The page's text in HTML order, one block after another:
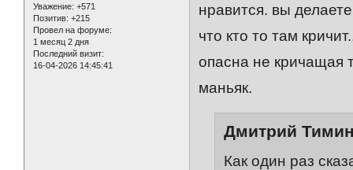
Уважение: +571
Позитив: +215
Провел на форуме:
1 месяц 2 дня
Последний визит:
16-04-2026 14:45:41
нравится. вы
что кто то там
опасна не кричащая
маньяк.
Дмитрий
Как один раз